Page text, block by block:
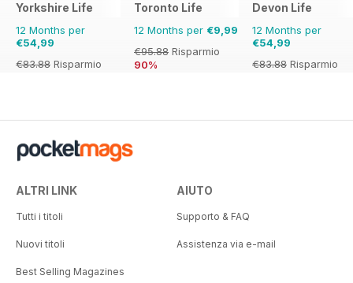
Yorkshire Life
12 Months per
€54,99
€83.88 Risparmio
Toronto Life
12 Months per €9,99
€95.88 Risparmio
90%
Devon Life
12 Months per
€54,99
€83.88 Risparmio
ALTRI LINK
Tutti i titoli
Nuovi titoli
Best Selling Magazines
AIUTO
Supporto & FAQ
Assistenza via e-mail